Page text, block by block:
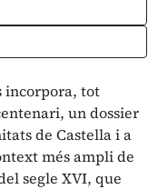
incorpora, tot
un dossier
de Castella i a
més ampli de
segle XVI, que